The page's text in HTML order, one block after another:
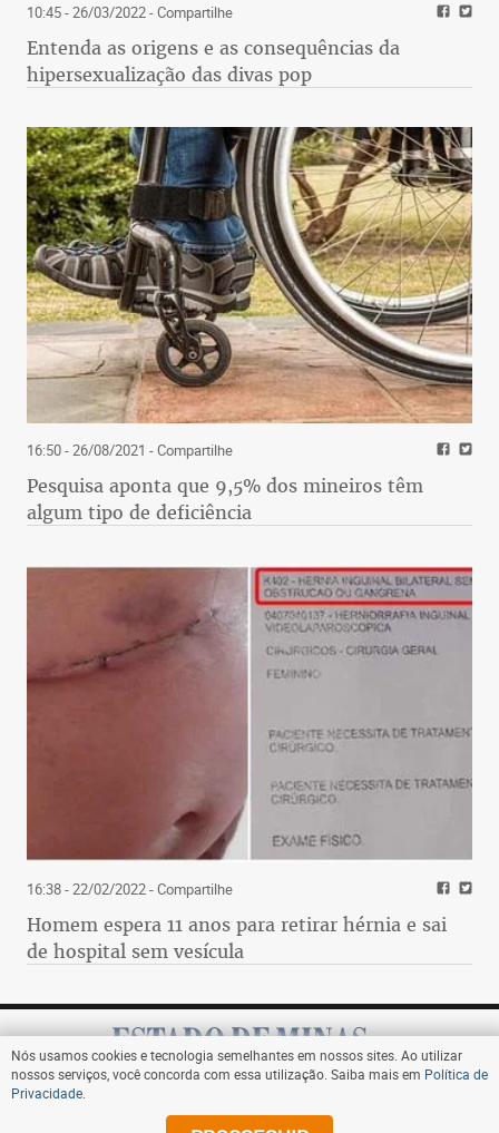
10:45 - 26/03/2022- Compartilhe
Entenda as origens e as consequências da
hipersexualização das divas pop
16:50 - 26/08/2021 - Compartilhe
Pesquisa aponta que 9,5% dos mineiros têm
algum tipo de deficiência
16:38 - 22/02/2022- Compartilhe
Homem espera 11 anos para retirar hérnia e sai
de hospital sem vesícula
Assine
Nós usamos cookies e tecnologia semelhantes em nossos sites. Ao utilizar
nossos serviços, você concorda com essa utilização. Saiba mais em Política de
Privacidade